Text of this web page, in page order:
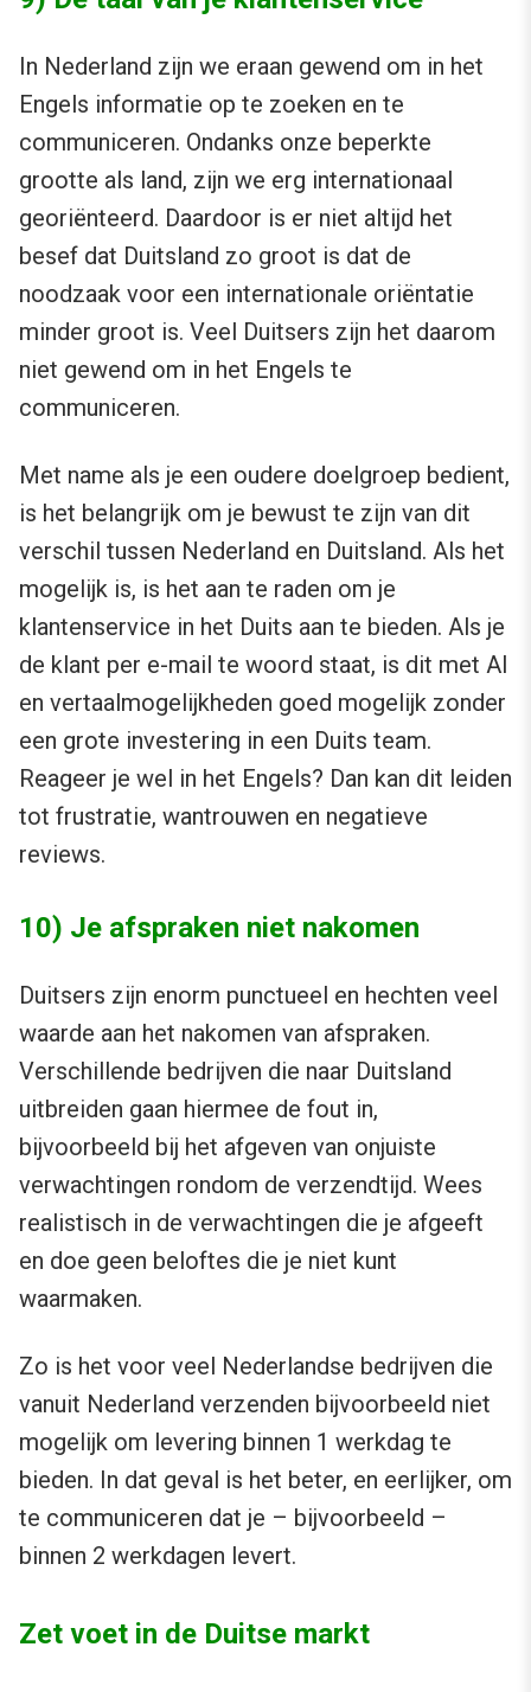
In Nederland zijn we eraan gewend om in het
Engels informatie op te zoeken en te
communiceren. Ondanks onze beperkte
grootte als land, zijn we erg internationaal
georiënteerd. Daardoor is er niet altijd het
besef dat Duitsland zo groot is dat de
noodzaak voor een internationale oriëntatie
minder groot is. Veel Duitsers zijn het daarom
niet gewend om in het Engels te
communiceren.
Met name als je een oudere doelgroep bedient,
is het belangrijk om je bewust te zijn van dit
verschil tussen Nederland en Duitsland. Als het
mogelijk is, is het aan te raden om je
klantenservice in het Duits aan te bieden. Als je
de klant per e-mail te woord staat, is dit met AI
en vertaalmogelijkheden goed mogelijk zonder
een grote investering in een Duits team.
Reageer je wel in het Engels? Dan kan dit leiden
tot frustratie, wantrouwen en negatieve
reviews.
10) Je afspraken niet nakomen
Duitsers zijn enorm punctueel en hechten veel
waarde aan het nakomen van afspraken.
Verschillende bedrijven die naar Duitsland
uitbreiden gaan hiermee de fout in,
bijvoorbeeld bij het afgeven van onjuiste
verwachtingen rondom de verzendtijd. Wees
realistisch in de verwachtingen die je afgeeft
en doe geen beloftes die je niet kunt
waarmaken.
Zo is het voor veel Nederlandse bedrijven die
vanuit Nederland verzenden bijvoorbeeld niet
mogelijk om levering binnen 1 werkdag te
bieden. In dat geval is het beter, en eerlijker, om
te communiceren dat je – bijvoorbeeld –
binnen 2 werkdagen levert.
Zet voet in de Duitse markt